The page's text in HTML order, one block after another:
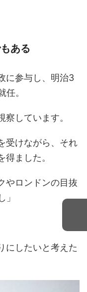
ある
に参与し、明治3
任。
察しています。
受けながら、それ
ました。
やロンドンの目抜
にしたいと考えた